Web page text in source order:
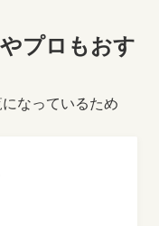
プロもおす
なっているため